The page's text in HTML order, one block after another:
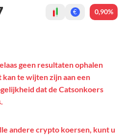
€ 0,90%
geen resultaten ophalen
te wijten zijn aan een
dat de Catsonkoers
andere crypto koersen, kunt u